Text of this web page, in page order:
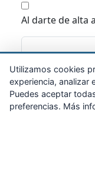
Al darte de alta
Utilizamos cookies
experiencia, analizar
Puedes aceptar
preferencias. Más